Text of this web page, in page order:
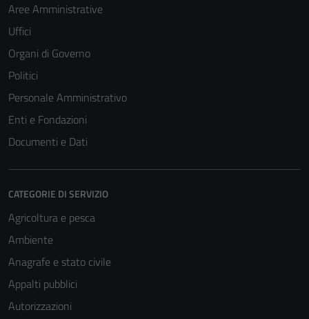
Aree Amministrative
Uffici
Organi di Governo
Politici
Personale Amministrativo
Enti e Fondazioni
Documenti e Dati
CATEGORIE DI SERVIZIO
Agricoltura e pesca
Ambiente
Anagrafe e stato civile
Appalti pubblici
Autorizzazioni